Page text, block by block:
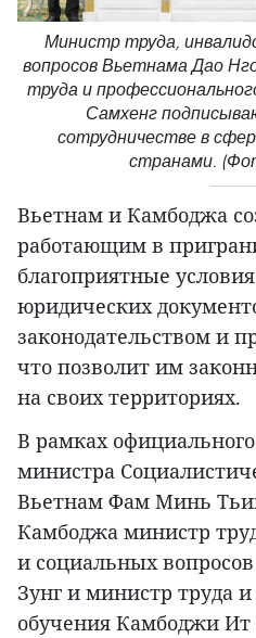
Министр труда,
вопросов Вьетнама Дао
труда и
Самхенг
сотрудничестве в
странами.
Вьетнам и Камбоджа
работающим в
благоприятные
юридических
законодательством и
что позволит им
на своих территориях.
В рамках
министра
Вьетнам Фам Минь
Камбоджа министр
и социальных
Зунг и министр труда
обучения Камбоджи Ит